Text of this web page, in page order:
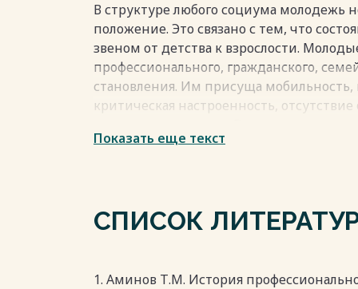
В структуре любого социума молодежь
положение. Это связано с тем, что
звеном от детства к взрослости.
профессионального, гражданского,
становления. Им присуща
критическая настроенность,
социально-психологических
положение американской молодежи
войны. На их детство пришелся разгул
Показать еще текст
СПИСОК
1. Аминов Т.М. История